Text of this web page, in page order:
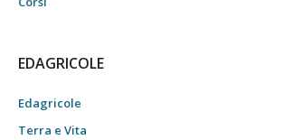
EDAGRICOLE
Edagricole
Terra e Vita